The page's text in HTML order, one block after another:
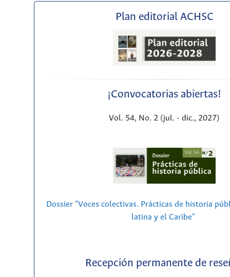
Plan editorial ACHSC
¡Convocatorias abiertas!
Vol. 54, No. 2 (jul. - dic., 2027)
Dossier "Voces colectivas. Prácticas de historia
latina y el Caribe"
Recepción permanente de